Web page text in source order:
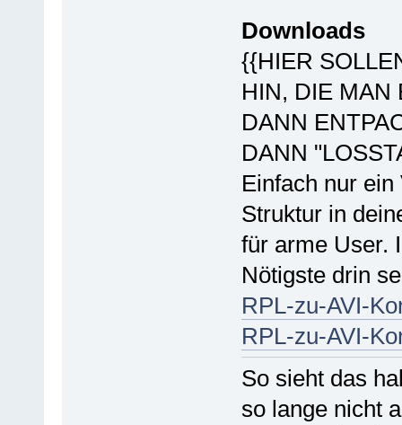
Downloads
{{HIER
HIN, DIE MAN
DANN
DANN
Einfach nur
Struktur in
für arme User.
Nötigste drin
RPL-zu-AVI-
RPL-zu-AVI-
So sieht das
so lange nicht